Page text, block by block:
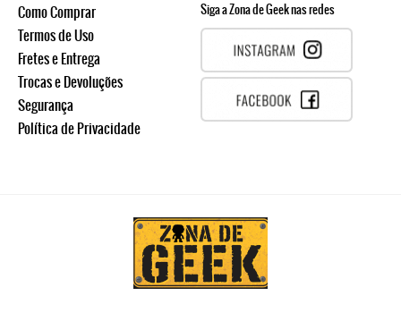
Como Comprar
Termos de Uso
Fretes e Entrega
Trocas e Devoluções
Segurança
Política de Privacidade
Siga a Zona de Geek nas redes